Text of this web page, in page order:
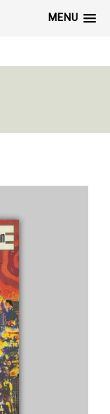
MENU